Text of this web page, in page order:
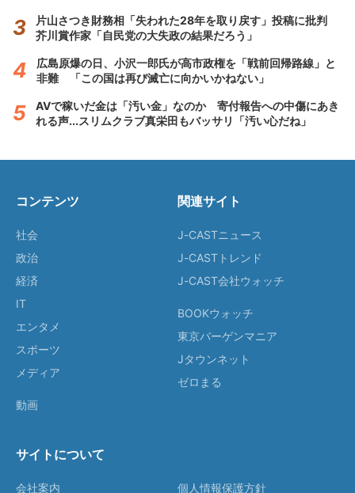
片山さつき財務相「失われた28年を取り戻す」投稿に批判
芥川賞作家「自民党の大失政の結果だろう」
広島原爆の日、小沢一郎氏が高市政権を「戦前回帰路線」と
非難 「この国は再び滅亡に向かいかねない」
AVで稼いだ金は「汚い金」なのか 寄付報告への中傷にあき
れる声...スリムクラブ真栄田もバッサリ「汚い心だね」
コンテンツ
社会
政治
経済
IT
エンタメ
スポーツ
メディア
動画
関連サイト
J-CASTニュース
J-CASTトレンド
J-CAST会社ウォッチ
BOOKウォッチ
東京バーゲンマニア
Jタウンネット
ゼロまる
サイトについて
会社案内 個人情報保護方針